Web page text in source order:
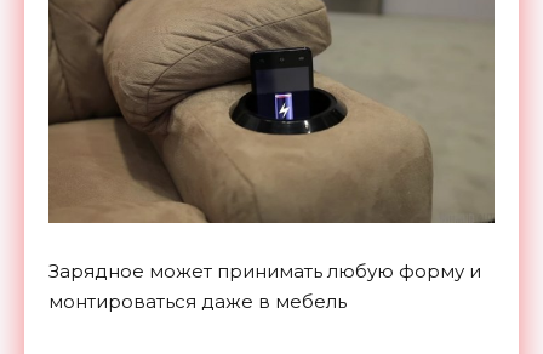
Зарядное может принимать любую форму и
монтироваться даже в мебель